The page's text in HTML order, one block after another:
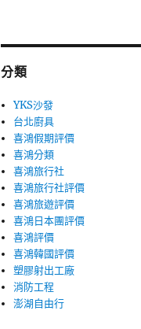
分類
YKS沙發
台北廚具
喜鴻假期評價
喜鴻分類
喜鴻旅行社
喜鴻旅行社評價
喜鴻旅遊評價
喜鴻日本團評價
喜鴻評價
喜鴻韓國評價
塑膠射出工廠
消防工程
澎湖自由行